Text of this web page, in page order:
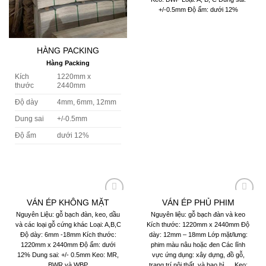
HÀNG PACKING
Hàng Packing
Kích
thước
1220mm x
2440mm
Độ dày
4mm, 6mm, 12mm
Dung sai
+/-0.5mm
Độ ẩm
dưới 12%
+/-0.5mm Độ ẩm: dưới 12%
Add to
wishlist
VÁN ÉP KHÔNG MẶT
Nguyên Liệu: gỗ bạch đàn, keo, dầu
và các loại gỗ cứng khác Loại: A,B,C
Độ dày: 6mm -18mm Kích thước:
1220mm x 2440mm Độ ẩm: dưới
12% Dung sai: +/- 0.5mm Keo: MR,
Add to
wishlist
VÁN ÉP PHỦ PHIM
Nguyên liệu: gỗ bạch đàn và keo
Kích thước: 1220mm x 2440mm Độ
dày: 12mm – 18mm Lớp mặt/lưng:
phim màu nâu hoặc đen Các lĩnh
vực ứng dụng: xây dựng, đồ gỗ,